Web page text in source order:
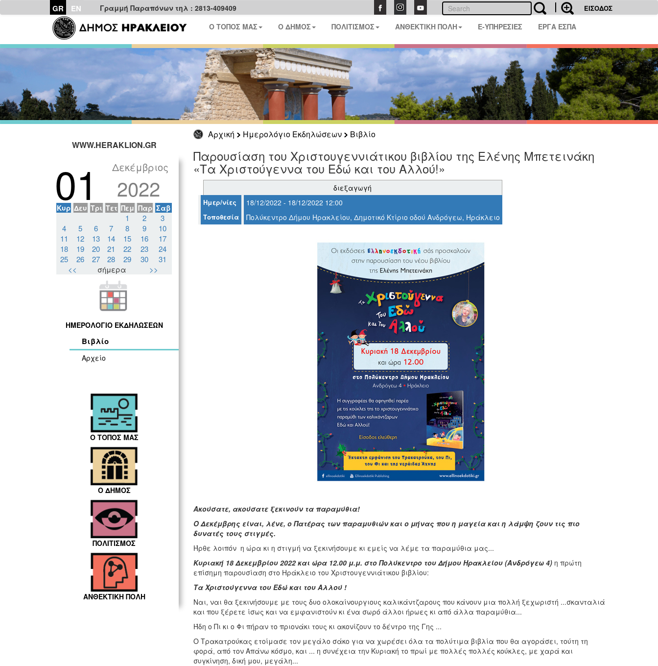
GR EN Γραμμή Παραπόνων τηλ : 2813-409409 ΕΙΣΟΔΟΣ
Ο ΤΟΠΟΣ ΜΑΣ Ο ΔΗΜΟΣ ΠΟΛΙΤΙΣΜΟΣ ΑΝΘΕΚΤΙΚΗ ΠΟΛΗ E-ΥΠΗΡΕΣΙΕΣ ΕΡΓΑ ΕΣΠΑ
Αρχική Ημερολόγιο Εκδηλώσεων
Βιβλίο
WWW.HERAKLION.GR
01 Δεκέμβριος
2022
Κυρ Δευ Τρι Τετ Πεμ Παρ Σαβ
1 2
3
4
5 6 7 8 9
10
11
12 13 14 15 16
17
18
19 20 21 22 23
24
25
26 27 28 29 30
31
<<
σήμερα >>
ΗΜΕΡΟΛΟΓΙΟ ΕΚΔΗΛΩΣΕΩΝ
Βιβλίο
Αρχείο
Ο ΤΟΠΟΣ ΜΑΣ
Ο ΔΗΜΟΣ
ΠΟΛΙΤΙΣΜΟΣ
ΑΝΘΕΚΤΙΚΗ ΠΟΛΗ
Παρουσίαση του Χριστουγεννιάτικου βιβλίου της Ελένης Μπετεινάκη
«Τα Χριστούγεννα του Εδώ και του Αλλού!»
διεξαγωγή
Ημερ/νίες 18/12/2022 - 18/12/2022 12:00
Τοποθεσία Πολύκεντρο Δήμου Ηρακλείου, Δημοτικό Κτίριο οδού Ανδρόγεω, Ηράκλειο
Ακούσατε, ακούσατε ξεκινούν τα παραμύθια!
Ο Δεκέμβρης είναι, λένε, ο Πατέρας των παραμυθιών και ο μήνας που η μαγεία και η λάμψη ζουν τις πιο
δυνατές τους στιγμές.
Ήρθε λοιπόν η ώρα κι η στιγμή να ξεκινήσουμε κι εμείς να λέμε τα παραμύθια μας...
Κυριακή 18 Δεκεμβρίου 2022 και ώρα 12.00 μ.μ. στο Πολύκεντρο του Δήμου Ηρακλείου (Ανδρόγεω 4)η πρώτη
επίσημη παρουσίαση στο Ηράκλειο του Χριστουγεννιάτικου βιβλίου:
Τα Χριστούγεννα του Εδώ και του Αλλού !
Ναι, ναι θα ξεκινήσουμε με τους δυο ολοκαίνουργιους καλικάντζαρους που κάνουν μια πολλή ξεχωριστή ...σκανταλιά
και που ξέρετε ίσως και να εμφανιστούν κι ένα σωρό άλλοι ήρωες κι από άλλα παραμύθια...
Ήδη ο Πι κι ο Φι πήραν το πριονάκι τους κι ακονίζουν το δέντρο της Γης ...
Ο Τρακατρούκας ετοίμασε τον μεγάλο σάκο για να χωρέσει όλα τα πολύτιμα βιβλία που θα αγοράσει, τούτη τη
φορά, από τον Απάνω κόσμο, και ... η συνέχεια την Κυριακή το πρωί με πολλές πολλές κούκλες, με χαρά και
συγκίνηση, δική μου, μεγάλη...